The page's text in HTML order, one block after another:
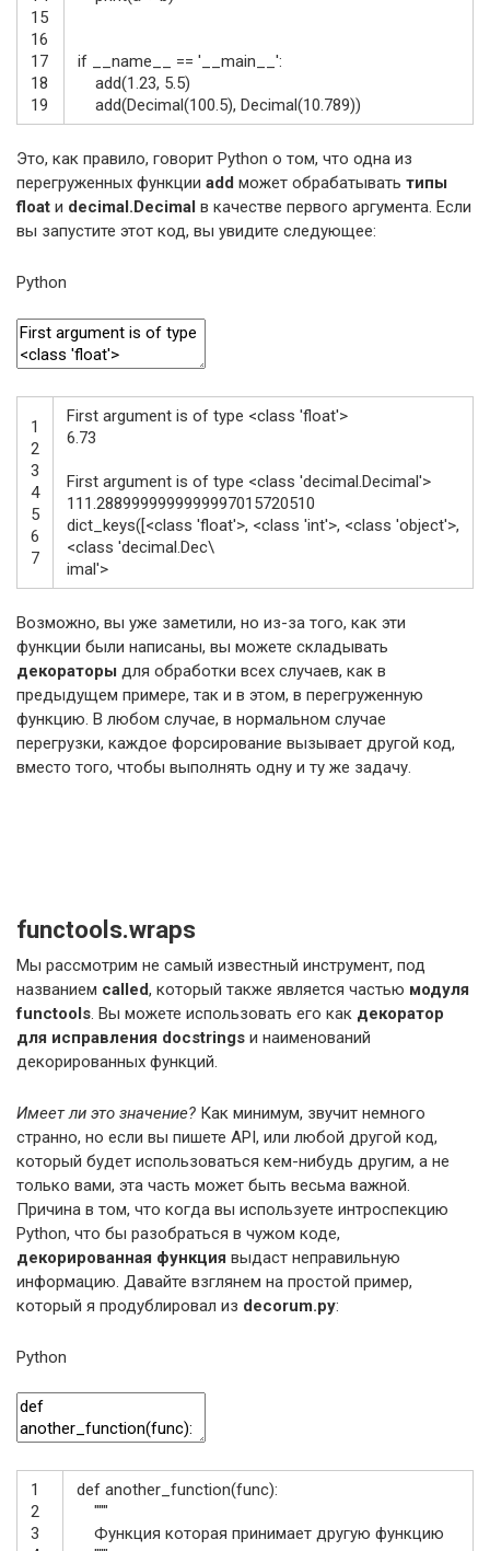
15
16
17
18
19
if __name__ == '__main__':
add(1.23, 5.5)
add(Decimal(100.5), Decimal(10.789))
Это, как правило, говорит Python о том, что одна из
перегруженных функции add может обрабатывать типы
float и decimal.Decimal в качестве первого аргумента. Если
вы запустите этот код, вы увидите следующее:
Python
1
2
3
4
5
6
7
First argument is of type <class 'float'>
6.73
First argument is of type <class 'decimal.Decimal'>
111.2889999999999997015720510
dict_keys([<class 'float'>, <class 'int'>, <class 'object'>,
<class 'decimal.Dec\
imal'>
Возможно, вы уже заметили, но из-за того, как эти
функции были написаны, вы можете складывать
декораторы для обработки всех случаев, как в
предыдущем примере, так и в этом, в перегруженную
функцию. В любом случае, в нормальном случае
перегрузки, каждое форсирование вызывает другой код,
вместо того, чтобы выполнять одну и ту же задачу.
functools.wraps
Мы рассмотрим не самый известный инструмент, под
названием called, который также является частью модуля
functools. Вы можете использовать его как декоратор
для исправления docstrings и наименований
декорированных функций.
Имеет ли это значение? Как минимум, звучит немного
странно, но если вы пишете API, или любой другой код,
который будет использоваться кем-нибудь другим, а не
только вами, эта часть может быть весьма важной.
Причина в том, что когда вы используете интроспекцию
Python, что бы разобраться в чужом коде,
декорированная функция выдаст неправильную
информацию. Давайте взглянем на простой пример,
который я продублировал из decorum.py:
Python
1
2
3
def another_function(func):
"""
Функция которая принимает другую функцию